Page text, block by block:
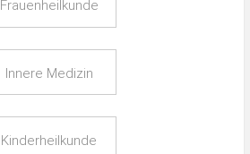
Frauenheilkunde
Innere Medizin
Kinderheilkunde